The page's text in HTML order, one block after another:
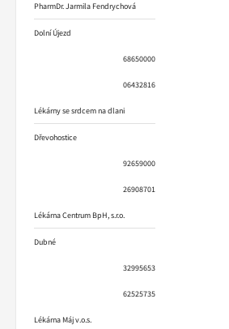
PharmDr. Jarmila Fendrychová
Dolní Újezd
68650000
06432816
Lékárny se srdcem na dlani
Dřevohostice
92659000
26908701
Lékárna Centrum BpH, s.r.o.
Dubné
32995653
62525735
Lékárna Máj v.o.s.